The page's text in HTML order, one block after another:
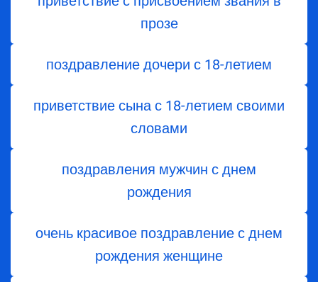
прозе
поздравление дочери с 18-летием
приветствие сына с 18-летием своими
словами
поздравления мужчин с днем
рождения
очень красивое поздравление с днем
рождения женщине